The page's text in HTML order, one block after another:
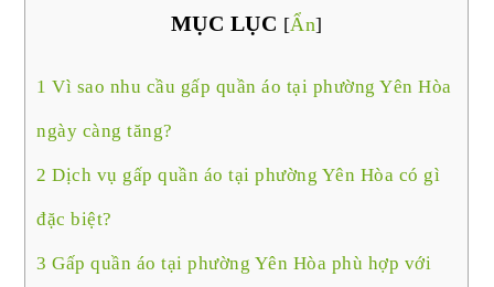
MỤC LỤC [Ẩn]
1 Vì sao nhu cầu gấp quần áo tại phường Yên Hòa
ngày càng tăng?
2 Dịch vụ gấp quần áo tại phường Yên Hòa có gì
đặc biệt?
3 Gấp quần áo tại phường Yên Hòa phù hợp với